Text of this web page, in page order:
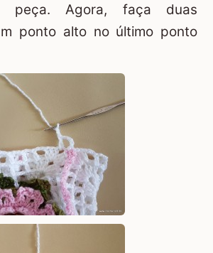
peça. Agora, faça duas
ponto alto no último ponto